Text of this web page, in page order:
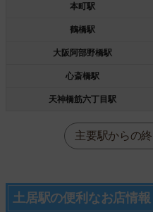
本町駅
鶴橋駅
大阪阿部野橋駅
心斎橋駅
天神橋筋六丁目駅
主要駅からの
土居駅の便利なお店情報